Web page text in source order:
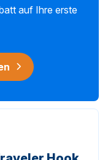
auf Ihre erste